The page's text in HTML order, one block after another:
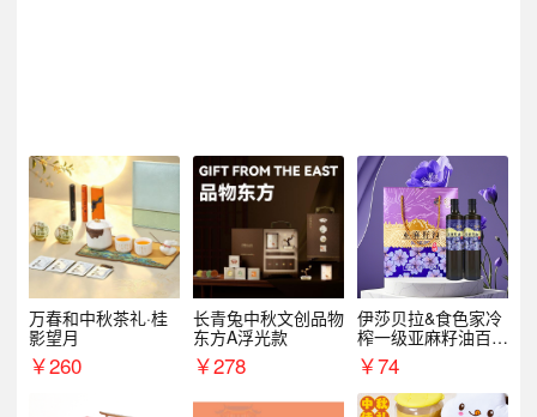
万春和中秋茶礼·桂
影望月
￥260
长青兔中秋文创品物
东方A浮光款
￥278
伊莎贝拉&食色家冷
榨一级亚麻籽油百紫
千红500ml*2礼盒
￥74